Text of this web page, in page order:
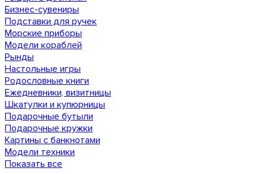
Бизнес-сувениры
Подставки для ручек
Морские приборы
Модели кораблей
Рынды
Настольные игры
Родословные книги
Ежедневники, визитницы
Шкатулки и купюрницы
Подарочные бутыли
Подарочные кружки
Картины с банкнотами
Модели техники
Показать все